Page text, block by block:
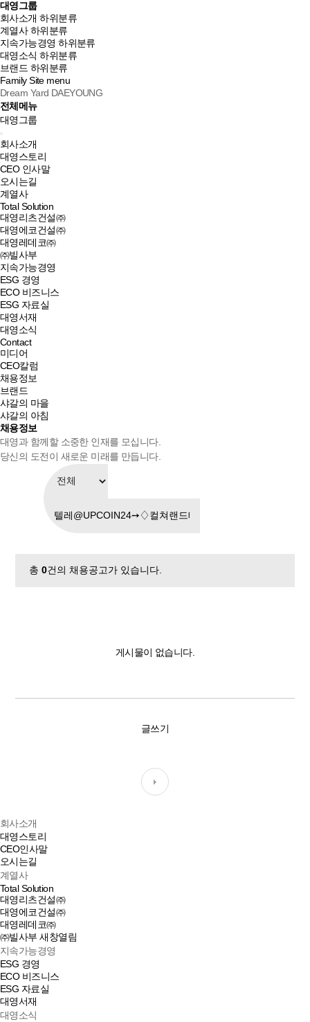
대영그룹
회사소개 하위분류
계열사 하위분류
지속가능경영 하위분류
대영소식 하위분류
브랜드 하위분류
Family Site menu
Dream Yard DAEYOUNG
전체메뉴
대영그룹
회사소개
대영스토리
CEO 인사말
오시는길
계열사
Total Solution
대영리츠건설㈜
대영에코건설㈜
대영레데코㈜
㈜빌사부
지속가능경영
ESG 경영
ECO 비즈니스
ESG 자료실
대영서재
대영소식
Contact
미디어
CEO칼럼
채용정보
브랜드
샤갈의 마을
샤갈의 아침
채용정보
대영과 함께할 소중한 인재를 모십니다.
당신의 도전이 새로운 미래를 만듭니다.
총0건의 채용공고가 있습니다.
게시물이 없습니다.
글쓰기
회사소개
대영스토리
CEO인사말
오시는길
계열사
Total Solution
대영리츠건설㈜
대영에코건설㈜
대영레데코㈜
㈜빌사부새창열림
지속가능경영
ESG 경영
ECO 비즈니스
ESG 자료실
대영서재
대영소식